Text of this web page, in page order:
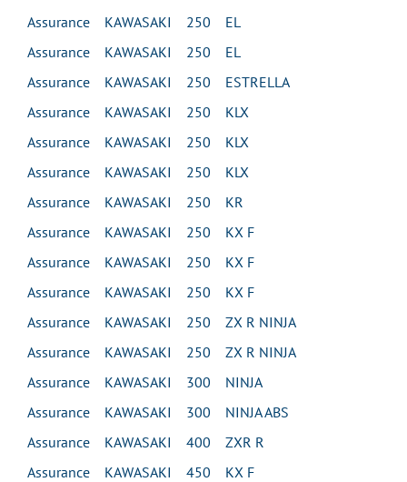
Assurance KAWASAKI 250 EL
Assurance KAWASAKI 250 EL
Assurance KAWASAKI 250 ESTRELLA
Assurance KAWASAKI 250 KLX
Assurance KAWASAKI 250 KLX
Assurance KAWASAKI 250 KLX
Assurance KAWASAKI 250 KR
Assurance KAWASAKI 250 KX F
Assurance KAWASAKI 250 KX F
Assurance KAWASAKI 250 KX F
Assurance KAWASAKI 250 ZX R NINJA
Assurance KAWASAKI 250 ZX R NINJA
Assurance KAWASAKI 300 NINJA
Assurance KAWASAKI 300 NINJA ABS
Assurance KAWASAKI 400 ZXR R
Assurance KAWASAKI 450 KX F